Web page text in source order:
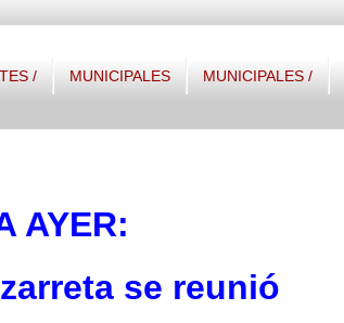
/ MUNICIPALES MUNICIPALES /
AYER:
se reunió